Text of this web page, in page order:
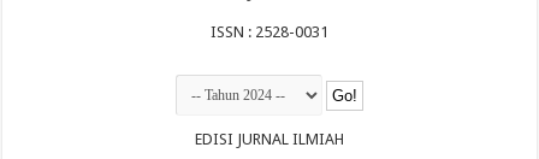
ISSN : 2528-0031
EDISI JURNAL ILMIAH